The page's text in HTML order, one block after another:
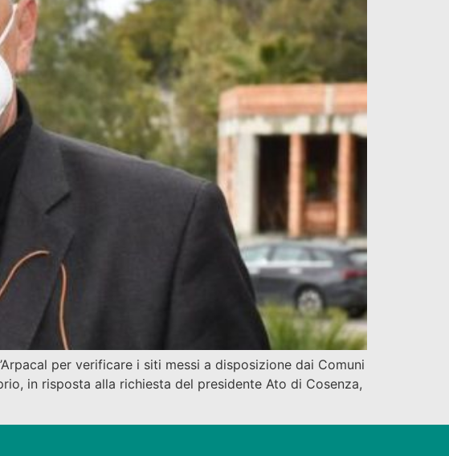
per verificare i siti messi a disposizione dai Comuni
in risposta alla richiesta del presidente Ato di Cosenza,